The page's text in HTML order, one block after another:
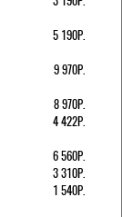
5 190Р.
9 970Р.
8 970Р.
4 422Р.
6 560Р.
3 310Р.
1 540Р.